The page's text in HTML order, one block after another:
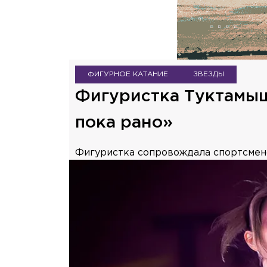
ФИГУРНОЕ КАТАНИЕ ЗВЕЗДЫ
Фигуристка
пока рано»
Фигуристка сопровождала